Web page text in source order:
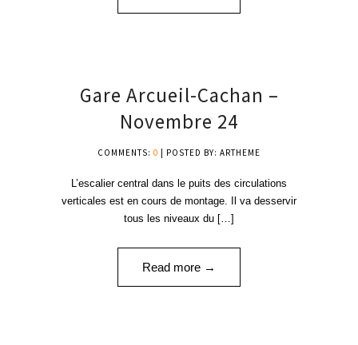
Gare Arcueil-Cachan –
Novembre 24
COMMENTS: 0 | POSTED BY: ARTHEME
L’escalier central dans le puits des circulations
verticales est en cours de montage. Il va desservir
tous les niveaux du […]
Read more →